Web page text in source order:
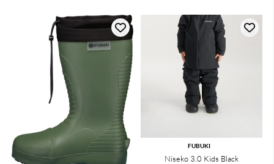
FUBUKI
Niseko 3.0 Kids Black